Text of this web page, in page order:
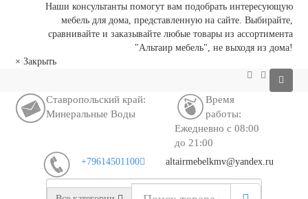
Наши консультанты помогут вам подобрать интересующую
мебель для дома, представленную на сайте. Выбирайте,
сравнивайте и заказывайте любые товары из ассортимента
"Альтаир мебель", не выходя из дома!
× Закрыть
Ставропольский край:
Минеральные Воды
Время
работы:
Ежедневно с 08:00
до 21:00
+79614501100 altairmebelkmv@yandex.ru